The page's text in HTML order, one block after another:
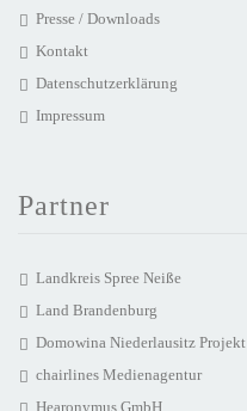
Presse / Downloads
Kontakt
Datenschutzerklärung
Impressum
Partner
Landkreis Spree Neiße
Land Brandenburg
Domowina Niederlausitz Projekt
chairlines Medienagentur
Hearonymus GmbH